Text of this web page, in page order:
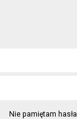
Nie pamiętam hasła